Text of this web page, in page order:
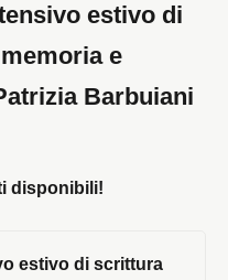
estivo di
e
Barbuiani
disponibili!
estivo di scrittura